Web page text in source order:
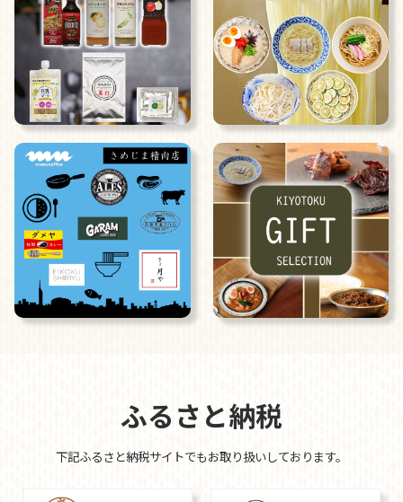
2026年6月11日（木）～12日（金）にマリンメッセ福岡B館で
開催される、九州最大のパーソナルギフトと販促品の国際見本
市『福岡ギフト・ショー2026／福岡プレミアム・インセンテ
ィブショー2026』に、DOCOREふくおか商工会ショップブー
ス内にて昨年に続き出展いたします。
当日は新商品の披露も予定しております。皆様のご来場を心よ
りお待ちしております。
2026.04.02GW休業のご案内
平素は格別のお引き立てを賜り厚く御礼申し上げます。
誠に勝手ながら、カレンダー通り以下の期間を休業とさせてい
ただきます。
ゴールデンウィーク休暇期間
※休業期間中にお問い合わせいただきました件に関しては、
2026年5月7日(木)より順次ご対応させていただきます。
ご迷惑をお掛けいたしますが、何卒ご了承くださいますよう宜
ふるさと納税
下記ふるさと納税サイトでもお取り扱いしております。